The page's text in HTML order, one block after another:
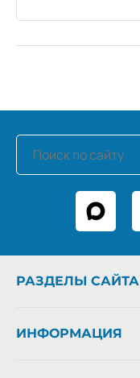
РАЗДЕЛЫ САЙТА
Статьи
ИНФОРМАЦИЯ